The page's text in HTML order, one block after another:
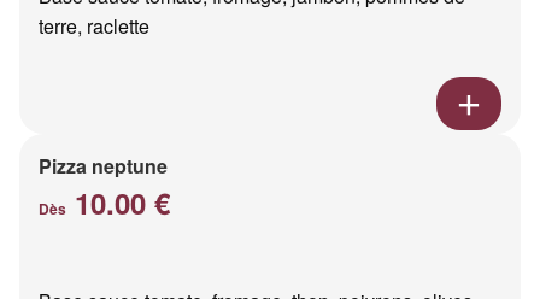
terre, raclette
Pizza neptune
Dès 10.00 €